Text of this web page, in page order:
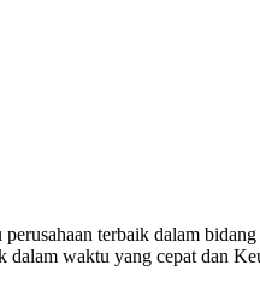
terbaik dalam
dalam waktu yang cepat dan